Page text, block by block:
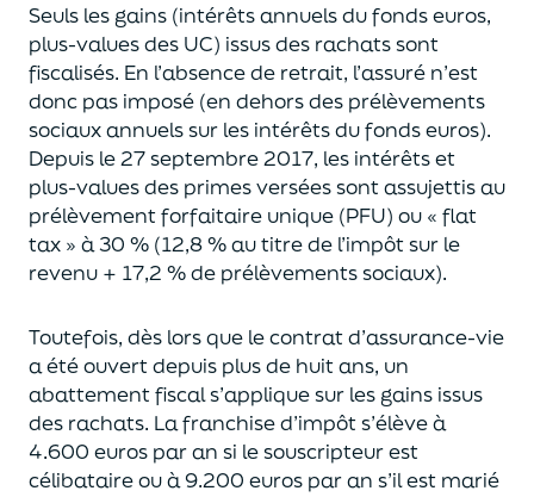
Seuls les gains (intérêts annuels du fonds euros,
plus-values des UC) issus des rachats sont
fiscalisés. En l’absence de retrait, l’assuré n’est
donc pas imposé (en dehors des prélèvements
sociaux annuels sur les intérêts du fonds euros).
Depuis le 27 septembre 2017, les intérêts et
plus-values des primes verséessont assujettis au
prélèvement forfaitaire unique (PFU) ou « flat
tax » à 30 % (12,8 % au titre de l’impôt sur le
revenu + 17,2 % de prélèvements sociaux).
Toutefois, dès lors que le contrat d’assurance-vie
a été ouvert depuis plus de huit ans, un
abattement fiscal s’applique sur les gains issus
des rachats. La franchise d’impôts’élève à
4.600 euros par an si le souscripteurest
célibataire ou à 9.200 euros par an s’il est marié